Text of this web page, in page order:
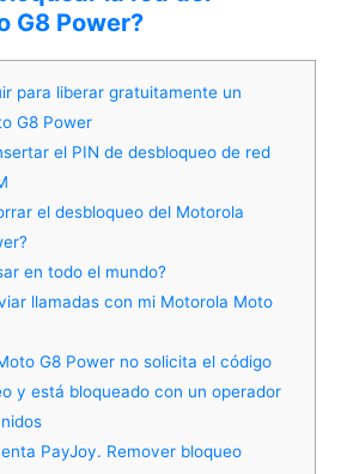
G8 Power?
para liberar gratuitamente un
G8 Power
el PIN de desbloqueo de red
el desbloqueo del Motorola
en todo el mundo?
llamadas con mi Motorola Moto
G8 Power no solicita el código
y está bloqueado con un operador
PayJoy. Remover bloqueo